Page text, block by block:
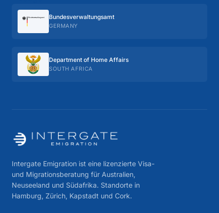
Bundes­verwaltungs­amt
GERMANY
Department of Home Affairs
SOUTH AFRICA
Intergate Emigration ist eine lizenzierte Visa-
und Migrationsberatung für Australien,
Neuseeland und Südafrika. Standorte in
Hamburg, Zürich, Kapstadt und Cork.